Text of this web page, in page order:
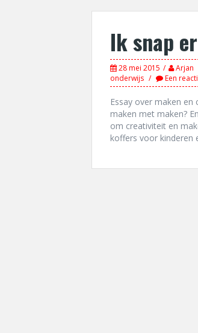
Ik snap
28 mei 2015 Arjan
onderwijs
Een
Essay over maken
maken met maken?
om creativiteit en
koffers voor kinderen